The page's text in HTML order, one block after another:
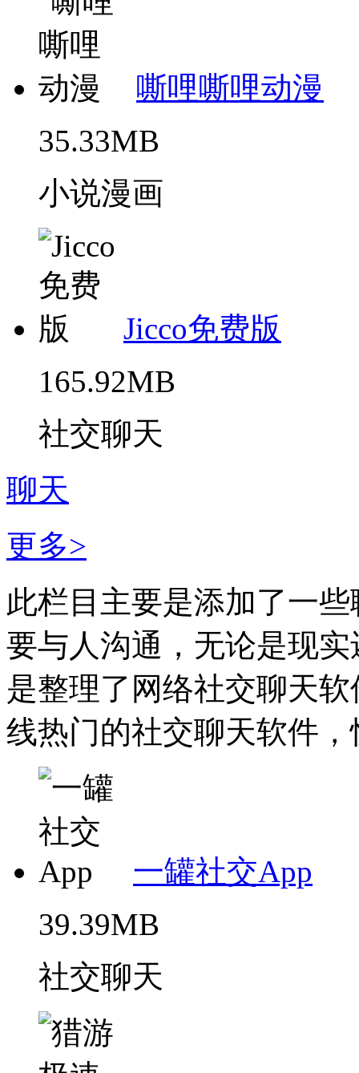
嘶哩嘶哩动漫
35.33MB
小说漫画
Jicco免费版
165.92MB
社交聊天
聊天
更多>
此栏目主要是添加了一
要与人沟通，无论是现
是整理了网络社交聊天
线热门的社交聊天软件
一罐社交App
39.39MB
社交聊天